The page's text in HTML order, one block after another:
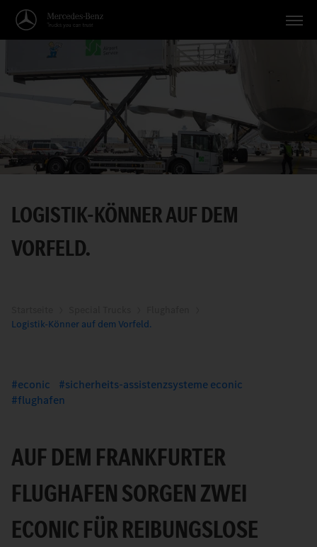
Anwendungen
Service
Deutsch
LOGISTIK-KÖNNER AUF DEM
VORFELD.
Logistik-Könner auf dem Vorfeld.
econic
sicherheits-assistenzsysteme econic
flughafen
AUF DEM FRANKFURTER
FLUGHAFEN SORGEN ZWEI
ECONIC FÜR REIBUNGSLOSE